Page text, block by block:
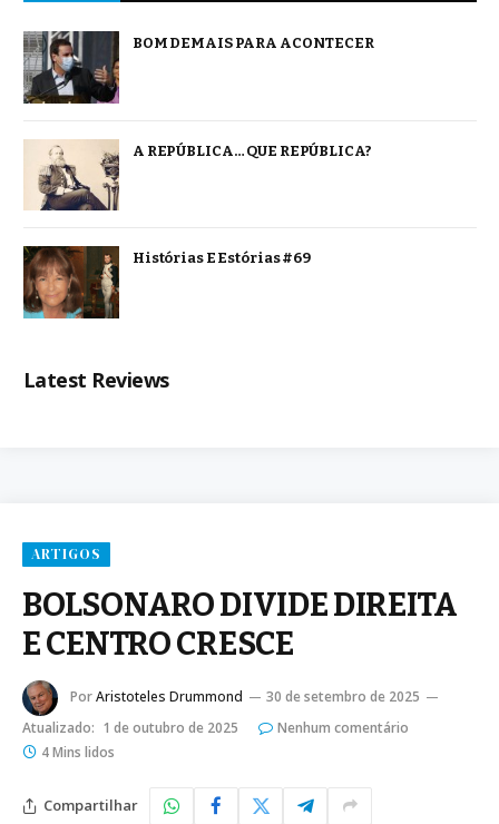
BOM DEMAIS PARA ACONTECER
A REPÚBLICA… QUE REPÚBLICA?
Histórias E Estórias #69
Latest Reviews
ARTIGOS
BOLSONARO DIVIDE DIREITA
E CENTRO CRESCE
PorAristoteles Drummond
30 de setembro de 2025
Atualizado: 1 de outubro de 2025
Nenhum comentário
4 Mins lidos
Compartilhar